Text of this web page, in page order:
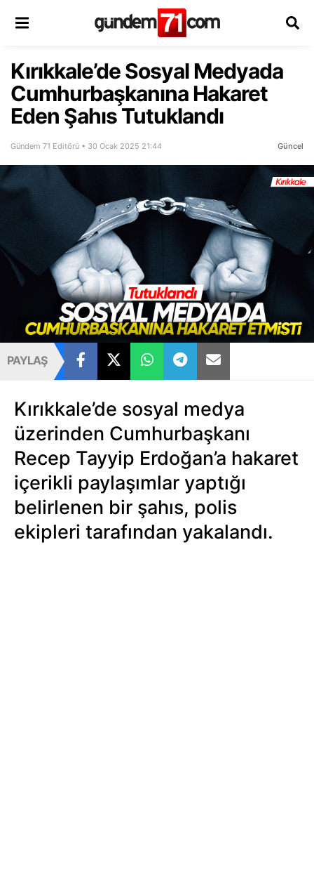
Kırıkkale’de Sosyal Medyada
Cumhurbaşkanına Hakaret
Eden Şahıs Tutuklandı
Gündem 71 Editörü • 30 Ocak 2025 21:44 Güncel
PAYLAŞ
Kırıkkale’de sosyal medya
üzerinden Cumhurbaşkanı
Recep Tayyip Erdoğan’a hakaret
içerikli paylaşımlar yaptığı
belirlenen bir şahıs, polis
ekipleri tarafından yakalandı.